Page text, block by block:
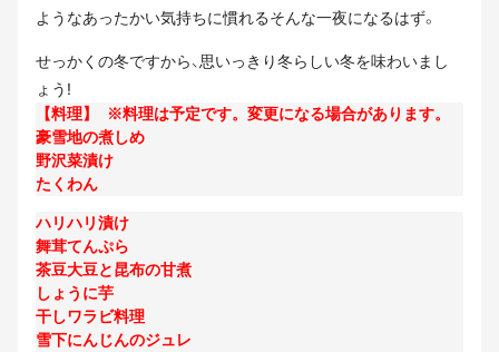
ようなあったかい気持ちに慣れるそんな一夜になるはず。
せっかくの冬ですから、思いっきり冬らしい冬を味わいまし
ょう!
【料理】 ※料理は予定です。変更になる場合があります。
豪雪地の煮しめ
野沢菜漬け
ハリハリ漬け
舞茸てんぷら
茶豆大豆と昆布の甘煮
しょうに芋
干しワラビ料理
雪下にんじんのジュレ